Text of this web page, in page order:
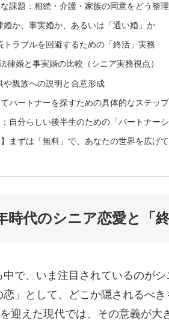
課題：相続・介護・家族の同意をどう整
婚か、事実婚か、あるいは「通い婚」か
トラブルを回避するための「終活」実務
律婚と事実婚の比較（シニア実務視点）
や親族への説明と合意形成
パートナーを探すための具体的なステップ
自分らしい後半生のための「パートナーシ
】まずは「無料」で、あなたの世界を広げ
時代のシニア恋愛と「
中で、いま注目されているのが
」として、どこか隠されるべ
迎えた現代では、その意義が大